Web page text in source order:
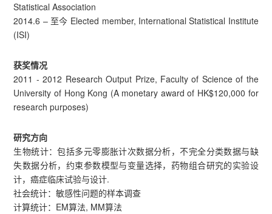
Statistical Association
2014.6 – 至今 Elected member, International Statistical Institute
(ISI)
获奖情况
2011 - 2012 Research Output Prize, Faculty of Science of the
University of Hong Kong (A monetary award of HK$120,000 for
research purposes)
研究方向
生物统计：包括多元零膨胀计次数据分析，不完全分类数据与缺
失数据分析，约束参数模型与变量选择，药物组合研究的实验设
计，癌症临床试验与设计.
社会统计：敏感性问题的样本调查
计算统计：EM算法, MM算法